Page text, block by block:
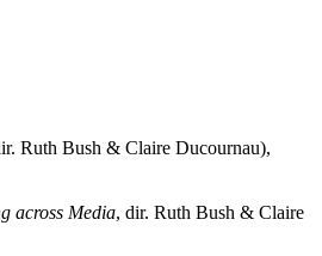
Ruth Bush & Claire Ducournau),
across Media, dir. Ruth Bush & Claire